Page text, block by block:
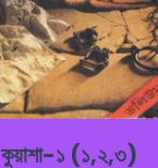
কুয়াশা-১ (১,২,৩)